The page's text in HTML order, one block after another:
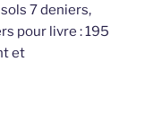
7 deniers,
pour livre : 195
et